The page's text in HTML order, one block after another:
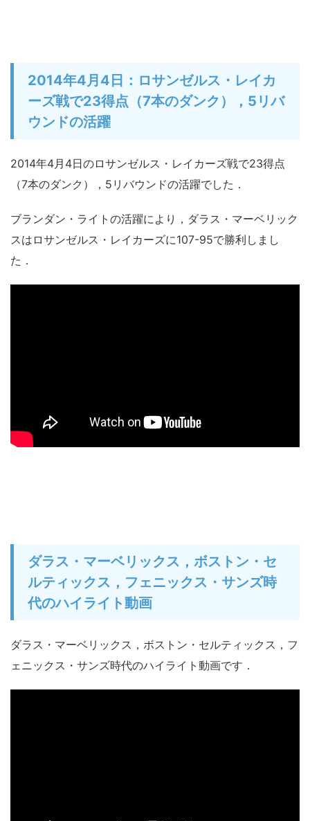
2014年4月4日：ロサンゼルス・レイカ
ーズ戦で23得点（7本のダンク），5リバ
ウンドの活躍
2014年4月4日のロサンゼルス・レイカーズ戦で23得点
（7本のダンク），5リバウンドの活躍でした．
ブランダン・ライトの活躍により，ダラス・マーベリック
スはロサンゼルス・レイカーズに107-95で勝利しまし
た．
ダラス・マーベリックス，ボストン・セ
ルティックス，フェニックス・サンズ時
代のハイライト動画
ダラス・マーベリックス，ボストン・セルティックス，フ
ェニックス・サンズ時代のハイライト動画です．